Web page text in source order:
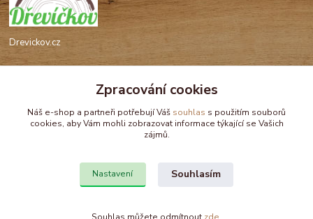
Drevickov.cz
+420 732 488 676
drevickov@drevickov.cz, info@drevickov.cz
Zpracování cookies
Náš e-shop a partneři potřebují Váš souhlas s použitím souborů
cookies, aby Vám mohli zobrazovat informace týkající se Vašich
zájmů.
Nastavení Souhlasím